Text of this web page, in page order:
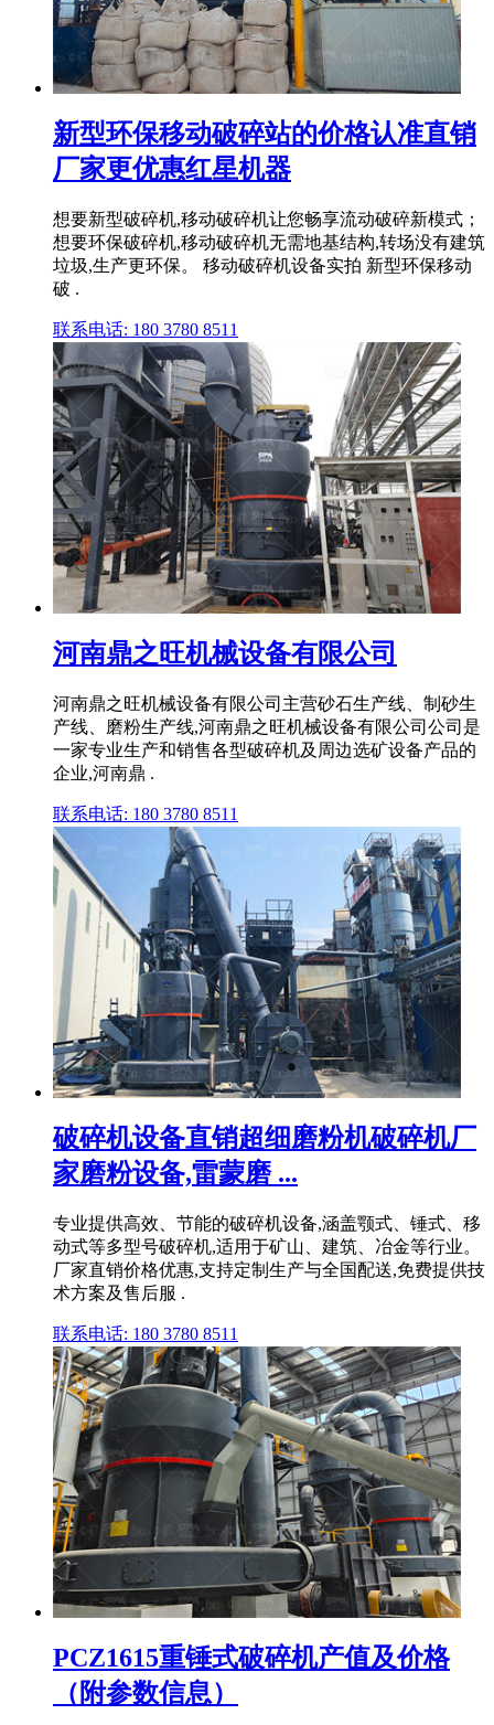
新型环保移动破碎站的价格认准直销
厂家更优惠红星机器
想要新型破碎机,移动破碎机让您畅享流动破碎新模式；
想要环保破碎机,移动破碎机无需地基结构,转场没有建筑
垃圾,生产更环保。 移动破碎机设备实拍 新型环保移动
破 .
联系电话: 180 3780 8511
河南鼎之旺机械设备有限公司
河南鼎之旺机械设备有限公司主营砂石生产线、制砂生
产线、磨粉生产线,河南鼎之旺机械设备有限公司公司是
一家专业生产和销售各型破碎机及周边选矿设备产品的
企业,河南鼎 .
联系电话: 180 3780 8511
破碎机设备直销超细磨粉机破碎机厂
家磨粉设备,雷蒙磨 ...
专业提供高效、节能的破碎机设备,涵盖颚式、锤式、移
动式等多型号破碎机,适用于矿山、建筑、冶金等行业。
厂家直销价格优惠,支持定制生产与全国配送,免费提供技
术方案及售后服 .
联系电话: 180 3780 8511
PCZ1615重锤式破碎机产值及价格
（附参数信息）